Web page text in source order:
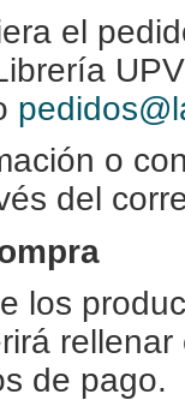
el
o
del
los
de pago.